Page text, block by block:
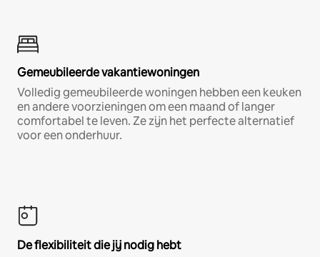
Gemeubileerde vakantiewoningen
Volledig gemeubileerde woningen hebben een keuken
en andere voorzieningen om een maand of langer
comfortabel te leven. Ze zijn het perfecte alternatief
voor een onderhuur.
De flexibiliteit die jij nodig hebt